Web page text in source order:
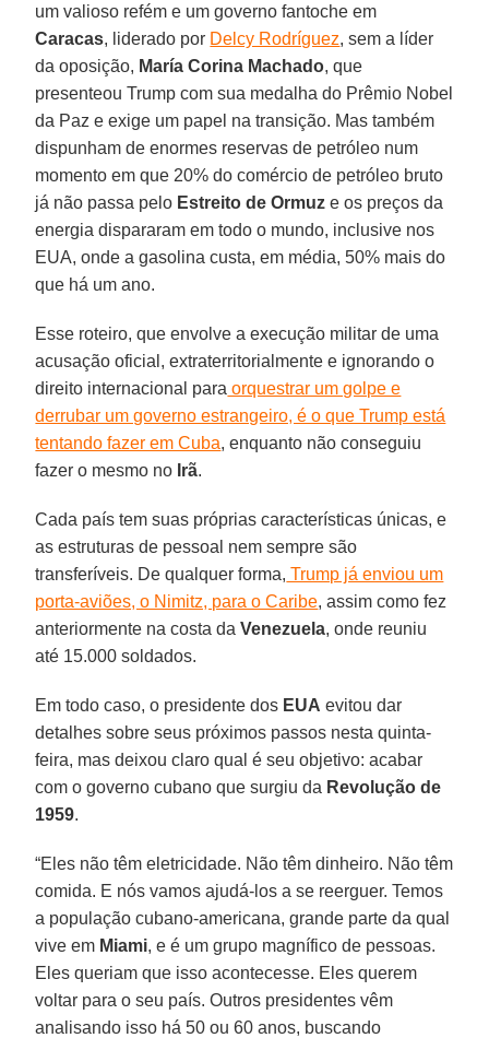
um valioso refém e um governo fantoche em
Caracas, liderado por Delcy Rodríguez, sem a líder
da oposição, María Corina Machado, que
presenteou Trump com sua medalha do Prêmio Nobel
da Paz e exige um papel na transição. Mas também
dispunham de enormes reservas de petróleo num
momento em que 20% do comércio de petróleo bruto
já não passa pelo Estreito de Ormuz e os preços da
energia dispararam em todo o mundo, inclusive nos
EUA, onde a gasolina custa, em média, 50% mais do
que há um ano.
Esse roteiro, que envolve a execução militar de uma
acusação oficial, extraterritorialmente e ignorando o
direito internacional para orquestrar um golpe e
derrubar um governo estrangeiro, é o que Trump está
tentando fazer em Cuba, enquanto não conseguiu
fazer o mesmo no Irã.
Cada país tem suas próprias características únicas, e
as estruturas de pessoal nem sempre são
transferíveis. De qualquer forma, Trump já enviou um
porta-aviões, o Nimitz, para o Caribe, assim como fez
anteriormente na costa daVenezuela, onde reuniu
até 15.000 soldados.
Em todo caso, o presidente dos EUA evitou dar
detalhes sobre seus próximos passos nesta quinta-
feira, mas deixou claro qual é seu objetivo: acabar
com o governo cubano que surgiu da Revolução de
1959.
“Eles não têm eletricidade. Não têm dinheiro. Não têm
comida. E nós vamos ajudá-los a se reerguer. Temos
a população cubano-americana, grande parte da qual
vive em Miami, e é um grupo magnífico de pessoas.
Eles queriam que isso acontecesse. Eles querem
voltar para o seu país. Outros presidentes vêm
analisando isso há 50 ou 60 anos, buscando